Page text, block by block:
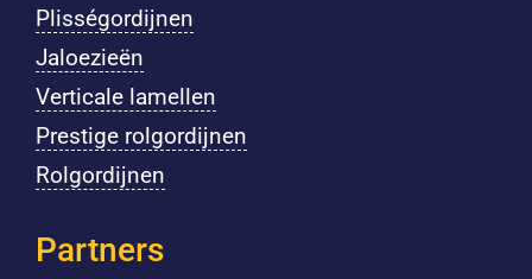
Plisségordijnen
Jaloezieën
Verticale lamellen
Prestige rolgordijnen
Rolgordijnen
Partners